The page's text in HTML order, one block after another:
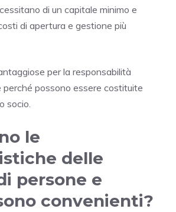
di un capitale minimo e
di apertura e gestione più
per la responsabilità
perché possono essere costituite
socio.
le
delle
persone e
convenienti?